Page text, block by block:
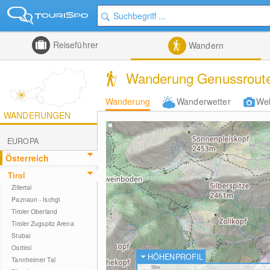
Reiseführer Wandern
Wanderung
Wanderung Wanderwetter
WANDERUNGEN
EUROPA
Österreich
Tirol
Zillertal
Paznaun - Ischgl
Tiroler Oberland
Tiroler Zugspitz Arena
Stubai
Osttirol
Tannheimer Tal
HÖHENPROFIL
50m